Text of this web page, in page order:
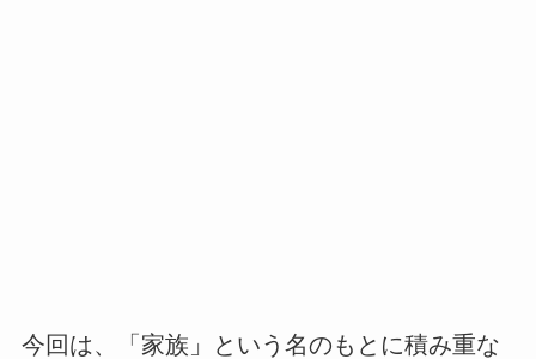
今回は、「家族」という名のもとに積み重な